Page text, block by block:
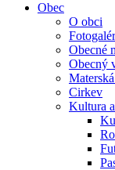
Obec
O obci
Obecné
Obecný
Cirkev
Kultura